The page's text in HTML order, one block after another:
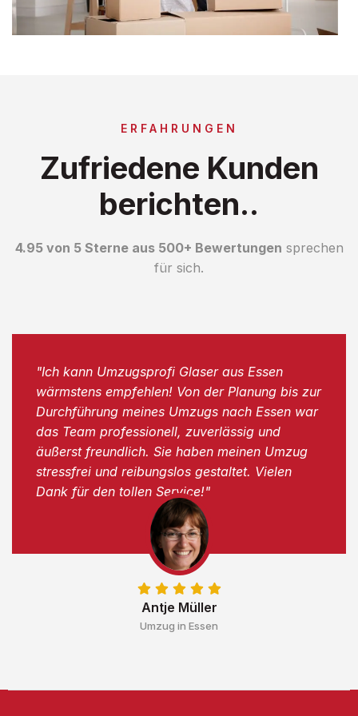
ERFAHRUNGEN
Zufriedene Kunden
berichten..
4.95 von 5 Sterne aus 500+ Bewertungen sprechen
für sich.
Antje Müller
Umzug in Essen
"Ich kann Umzugsprofi Glaser aus Essen
wärmstens empfehlen! Von der Planung bis zur
Durchführung meines Umzugs nach Essen war
das Team professionell, zuverlässig und
äußerst freundlich. Sie haben meinen Umzug
stressfrei und reibungslos gestaltet. Vielen
Dank für den tollen Service!"